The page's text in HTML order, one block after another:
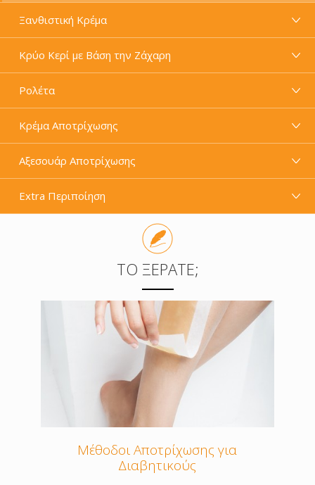
Ξανθιστική Κρέμα
Κρύο Κερί με Βάση την Ζάχαρη
Ρολέτα
Κρέμα Αποτρίχωσης
Αξεσουάρ Αποτρίχωσης
Extra Περιποίηση
ΤΟ ΞΈΡΑΤΕ;
Μέθοδοι Αποτρίχωσης για
Διαβητικούς